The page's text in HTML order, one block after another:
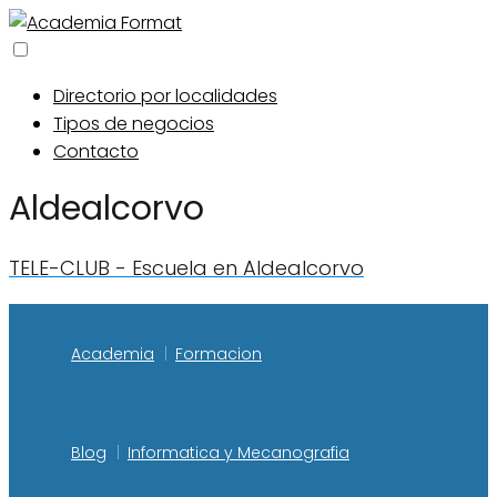
Directorio por localidades
Tipos de negocios
Contacto
Aldealcorvo
TELE-CLUB - Escuela en Aldealcorvo
Academia Formacion
Blog Informatica y Mecanografia